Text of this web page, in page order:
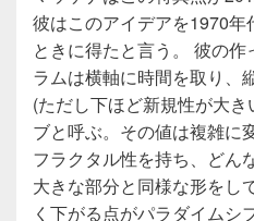
彼はこのアイデアを1970
ときに得たと言う。 彼の
ラムは横軸に時間を取り、
(ただし下ほど新規性が大
ブと呼ぶ。その値は複雑に
フラクタル性を持ち、どん
大きな部分と同様な形をし
く下がる点がパラダイムシ